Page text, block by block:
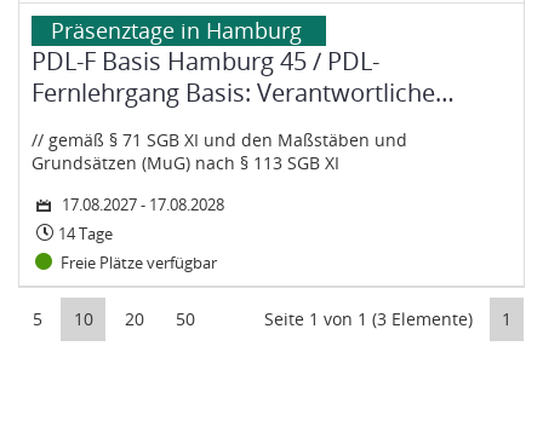
Kurs: PDL-F Basis Hamburg 45 / PDL-Fernlehrgang Basis:
PDL-F Basis Hamburg 45 / PDL-
Fernlehrgang Basis: Verantwortliche
Hervorhebung:
Präsenztage in Hamburg
Untertitel:
// gemäß § 71 SGB XI und den Maßstäben und
Grundsätzen (MuG) nach § 113 SGB XI
Zeitraum: Dienstag, 17. August 2027 bis Donnerstag, 17. August
17.08.2027 - 17.08.2028
Dauer:
14 Tage
Status:
Freie Plätze verfügbar
5 10 20 50 Seite 1 von 1 (3 Elemente) 1